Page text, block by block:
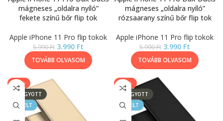
mágneses „oldalra nyíló”
fekete színű bőr flip tok
Apple iPhone 11 Pro flip tokok
5.990Ft 3.990 Ft
TOVÁBB OLVASOM
mágneses „oldalra nyíló”
rózsaarany színű bőr flip tok
Apple iPhone 11 Pro flip tokok
5.990Ft 3.990 Ft
TOVÁBB OLVASOM
-33%
ELFOGYOTT
KIEMELT
-33%
ELFOGYOTT
KIEMELT